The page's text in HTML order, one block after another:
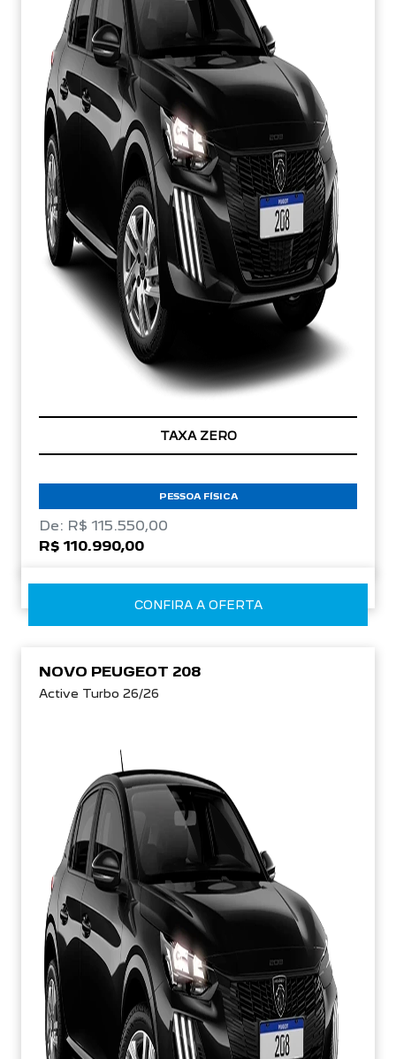
TAXA ZERO
PESSOA FÍSICA
De: R$ 115.550,00
R$ 110.990,00
CONFIRA A OFERTA
NOVO PEUGEOT 208
Active Turbo 26/26